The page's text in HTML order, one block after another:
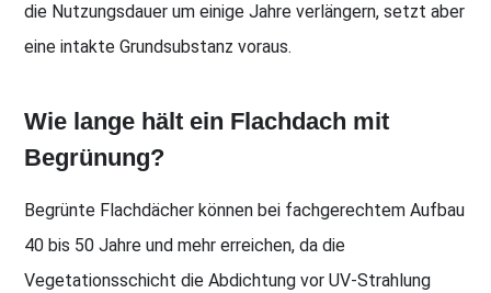
die Nutzungsdauer um einige Jahre verlängern, setzt aber
eine intakte Grundsubstanz voraus.
Wie lange hält ein Flachdach mit
Begrünung?
Begrünte Flachdächer können bei fachgerechtem Aufbau
40 bis 50 Jahre und mehr erreichen, da die
Vegetationsschicht die Abdichtung vor UV-Strahlung